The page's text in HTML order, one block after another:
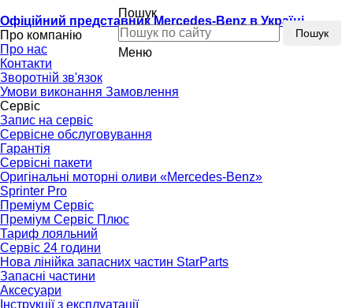
Офіційний представник Mercedes-Benz в Україні
Пошук
Пошук
Меню
Про компанію
Про нас
Контакти
Зворотній зв'язок
Умови виконання Замовлення
Сервіс
Запис на сервіс
Сервісне обслуговування
Гарантія
Сервісні пакети
Оригінальні моторні оливи «Mercedes-Benz»
Sprinter Pro
Преміум Сервіс
Преміум Сервіс Плюс
Тариф лояльний
Сервіс 24 години
Нова лінійка запасних частин StarParts
Запасні частини
Аксесуари
Інструкції з експлуатації